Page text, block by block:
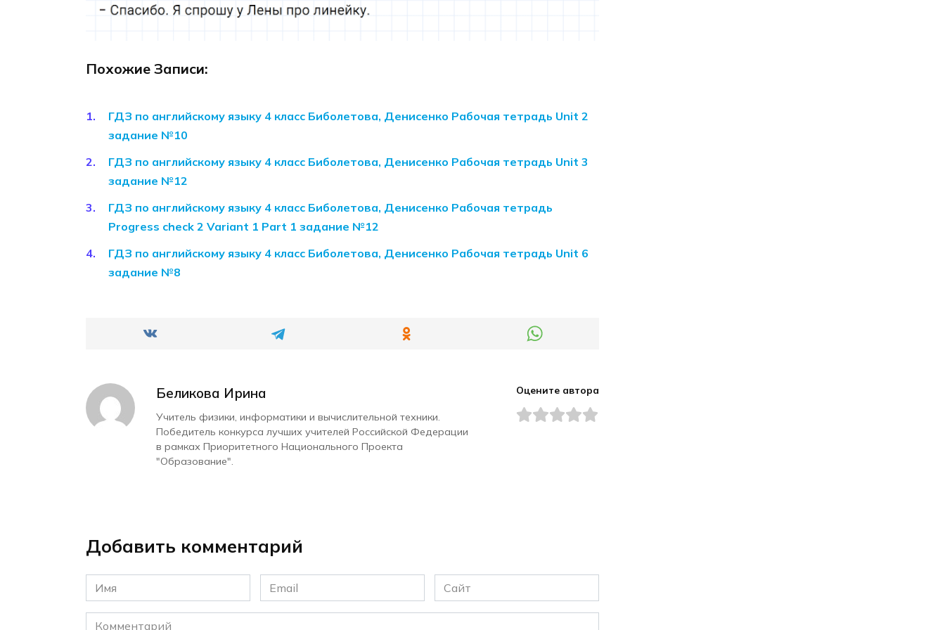
Похожие Записи:
ГДЗ по английскому языку 4 класс Биболетова, Денисенко Рабочая тетрадь Unit 2
задание №10
ГДЗ по английскому языку 4 класс Биболетова, Денисенко Рабочая тетрадь Unit 3
задание №12
ГДЗ по английскому языку 4 класс Биболетова, Денисенко Рабочая тетрадь
Progress check 2 Variant 1 Part 1 задание №12
ГДЗ по английскому языку 4 класс Биболетова, Денисенко Рабочая тетрадь Unit 6
задание №8
Беликова Ирина
Учитель физики, информатики и вычислительной техники.
Победитель конкурса лучших учителей Российской Федерации
в рамках Приоритетного Национального Проекта
"Образование".
Оцените автора
Добавить комментарий
Имя
*
Email
*
Сайт
Комментарий